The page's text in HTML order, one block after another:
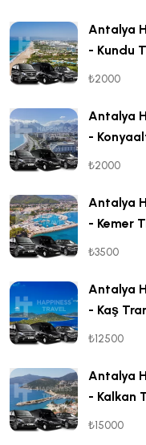
Antalya
- Kundu
₺2000
Antalya
-
₺2000
Antalya
- Kemer
₺3500
Antalya
- Kaş
₺12500
Antalya
- Kalkan
₺15000